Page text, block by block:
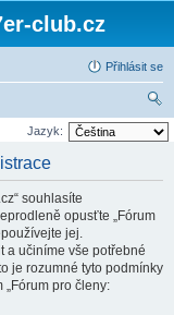
club.cz
Přihlásit se
led
Jazyk:
souhlasíte
opusťte „Fórum
jej.
a učiníme vše potřebné
je rozumné tyto podmínky
pro členy: